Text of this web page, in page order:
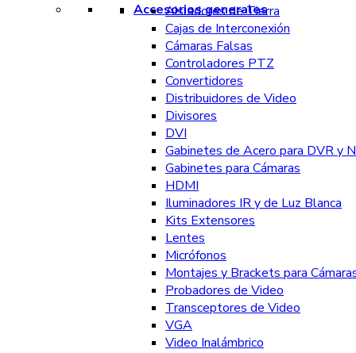
Accesorios generales
Aisladores de Tierra
Cajas de Interconexión
Cámaras Falsas
Controladores PTZ
Convertidores
Distribuidores de Video
Divisores
DVI
Gabinetes de Acero para DVR y
Gabinetes para Cámaras
HDMI
Iluminadores IR y de Luz Blanca
Kits Extensores
Lentes
Micrófonos
Montajes y Brackets para
Probadores de Video
Transceptores de Video
VGA
Video Inalámbrico